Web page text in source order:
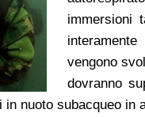
immersioni
vengono
dovranno
nuoto subacqueo in